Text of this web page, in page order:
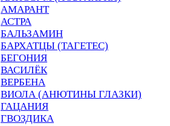
АМАРАНТ
АСТРА
БАЛЬЗАМИН
БАРХАТЦЫ (ТАГЕТЕС)
БЕГОНИЯ
ВАСИЛЁК
ВЕРБЕНА
ВИОЛА (АНЮТИНЫ ГЛАЗКИ)
ГАЦАНИЯ
ГВОЗДИКА